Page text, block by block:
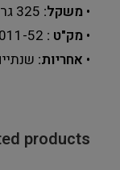
•משקל:
•מק"ט :
• אחריות:
products